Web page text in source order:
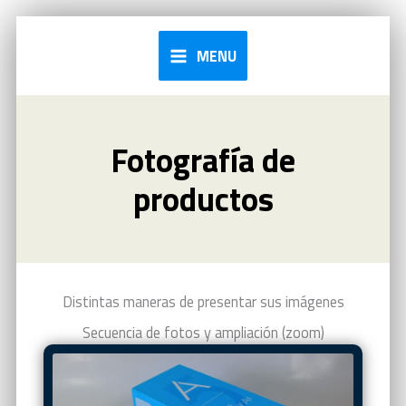
MENU
Fotografía de
productos
Distintas maneras de presentar sus imágenes
Secuencia de fotos y ampliación (zoom)